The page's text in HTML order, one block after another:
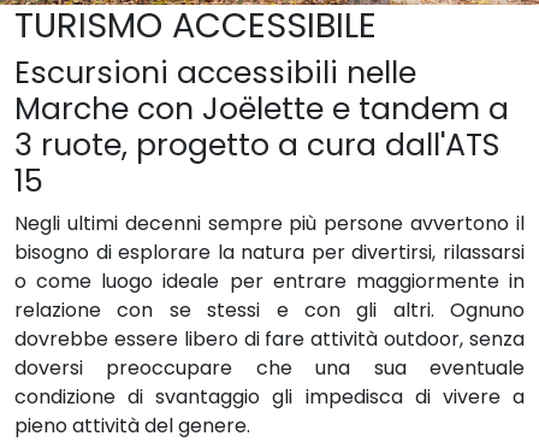
TURISMO ACCESSIBILE
Escursioni accessibili nelle
Marche con Joëlette e tandem a
3 ruote, progetto a cura dall'ATS
15
Negli ultimi decenni sempre più persone avvertono il
bisogno di esplorare la natura per divertirsi, rilassarsi
o come luogo ideale per entrare maggiormente in
relazione con se stessi e con gli altri. Ognuno
dovrebbe essere libero di fare attività outdoor, senza
doversi preoccupare che una sua eventuale
condizione di svantaggio gli impedisca di vivere a
pieno attività del genere.